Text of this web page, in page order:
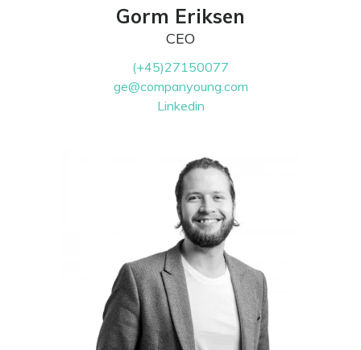
Gorm Eriksen
CEO
(+45)27150077
ge@companyoung.com
Linkedin